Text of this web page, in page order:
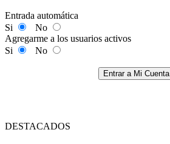
Entrada automática
Si
No
Agregarme a los usuarios activos
Si
No
Entrar a Mi Cuenta
DESTACADOS